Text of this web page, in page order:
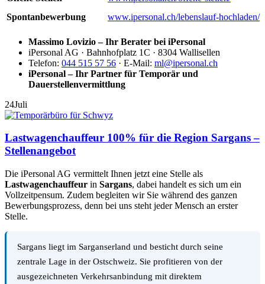
Spontanbewerbung
www.ipersonal.ch/lebenslauf-hochladen/
Massimo Lovizio – Ihr Berater bei iPersonal
iPersonal AG · Bahnhofplatz 1C · 8304 Wallisellen
Telefon: 044 515 57 56 · E-Mail: ml@ipersonal.ch
iPersonal – Ihr Partner für Temporär und
Dauerstellenvermittlung
24Juli
Lastwagenchauffeur 100% für die Region Sargans –
Stellenangebot
Die iPersonal AG vermittelt Ihnen jetzt eine Stelle als
Lastwagenchauffeur in Sargans, dabei handelt es sich um ein
Vollzeitpensum. Zudem begleiten wir Sie während des ganzen
Bewerbungsprozess, denn bei uns steht jeder Mensch an erster
Stelle.
Sargans liegt im Sarganserland und besticht durch seine
zentrale Lage in der Ostschweiz. Sie profitieren von der
ausgezeichneten Verkehrsanbindung mit direktem